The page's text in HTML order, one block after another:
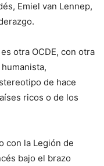
Emiel van Lennep,
otra OCDE, con otra
de hace
ricos o de los
con la Legión de
bajo el brazo